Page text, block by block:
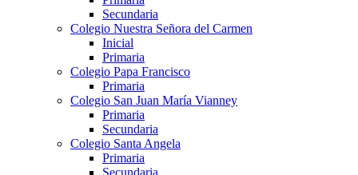
Secundaria
Colegio Nuestra Señora del Carmen
Inicial
Primaria
Colegio Papa Francisco
Primaria
Colegio San Juan María Vianney
Primaria
Secundaria
Colegio Santa Angela
Primaria
Secundaria